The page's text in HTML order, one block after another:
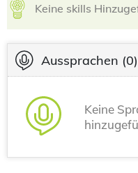
Keine skills
Aussprachen (0)
Keine